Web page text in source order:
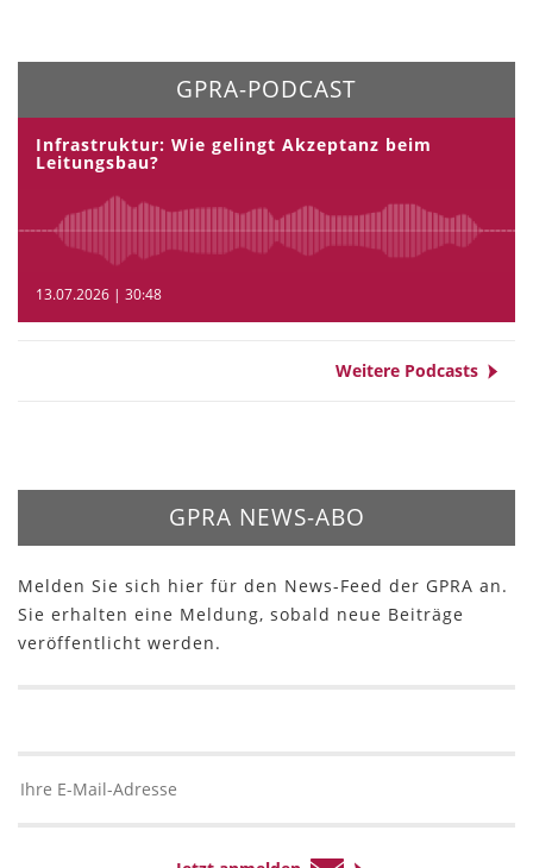
GPRA-PODCAST
Infrastruktur: Wie gelingt Akzeptanz beim
Leitungsbau?
13.07.2026 | 30:48
Weitere Podcasts
GPRA NEWS-ABO
Melden Sie sich hier für den News-Feed der GPRA an.
Sie erhalten eine Meldung, sobald neue Beiträge
veröffentlicht werden.